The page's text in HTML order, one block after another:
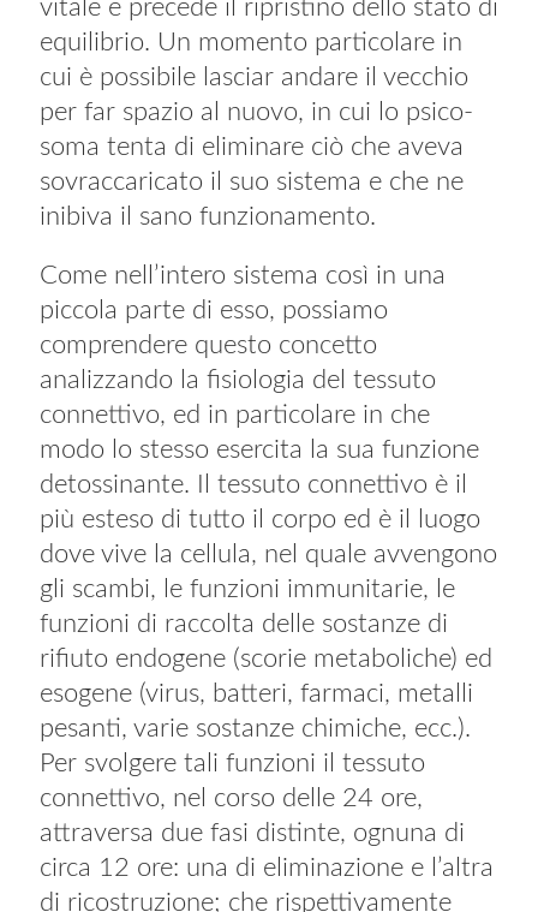
vitale e precede il ripristino dello stato di
equilibrio. Un momento particolare in
cui è possibile lasciar andare il vecchio
per far spazio al nuovo, in cui lo psico-
soma tenta di eliminare ciò che aveva
sovraccaricato il suo sistema e che ne
inibiva il sano funzionamento.
Come nell’intero sistema così in una
piccola parte di esso, possiamo
comprendere questo concetto
analizzando la fisiologia del tessuto
connettivo, ed in particolare in che
modo lo stesso esercita la sua funzione
detossinante. Il tessuto connettivo è il
più esteso di tutto il corpo ed è il luogo
dove vive la cellula, nel quale avvengono
gli scambi, le funzioni immunitarie, le
funzioni di raccolta delle sostanze di
rifiuto endogene (scorie metaboliche) ed
esogene (virus, batteri, farmaci, metalli
pesanti, varie sostanze chimiche, ecc.).
Per svolgere tali funzioni il tessuto
connettivo, nel corso delle 24 ore,
attraversa due fasi distinte, ognuna di
circa 12 ore: una di eliminazione e l’altra
di ricostruzione; che rispettivamente